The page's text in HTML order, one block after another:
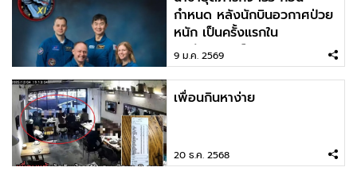
กำหนด หลังนักบินอวกาศป่วย
หนัก เป็นครั้งแรกใน
ประวัติศาสตร์
9 ม.ค. 2569
เพื่อนกินหาง่าย
20 ธ.ค. 2568